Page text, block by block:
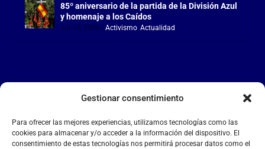
Gestionar consentimiento
Para ofrecer las mejores experiencias, utilizamos tecnologías como las
cookies para almacenar y/o acceder a la información del dispositivo. El
consentimiento de estas tecnologías nos permitirá procesar datos como el
85º aniversario de la partida de la División Azul
y homenaje a los Caídos
Jul 15, 2026 |Activismo ,Actualidad
LA FALANGE
Reproductor
de